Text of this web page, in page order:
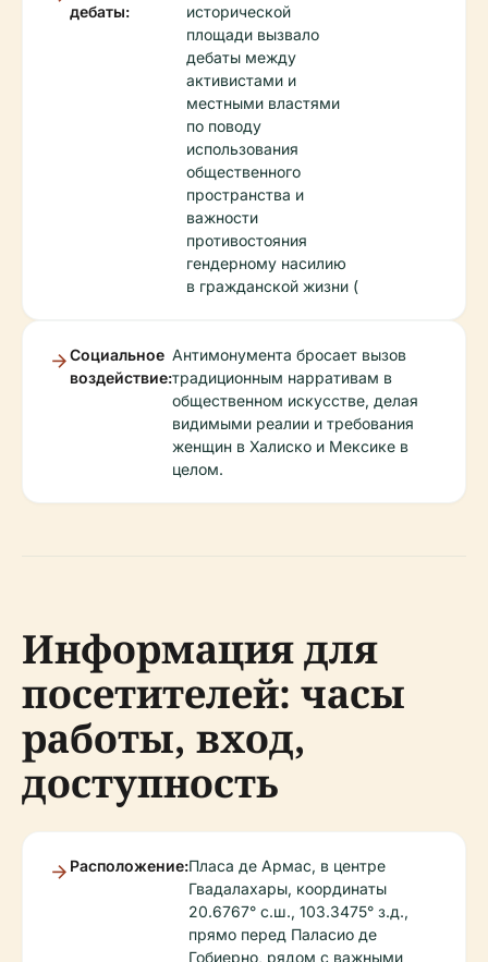
дебаты:
исторической
площади вызвало
дебаты между
активистами и
местными властями
по поводу
использования
общественного
пространства и
важности
противостояния
гендерному насилию
в гражданской жизни (
Социальное
воздействие:
Антимонумента бросает вызов
традиционным нарративам в
общественном искусстве, делая
видимыми реалии и требования
женщин в Халиско и Мексике в
целом.
Информация для
посетителей: часы
работы, вход,
доступность
Расположение:Пласа де Армас, в центре
Гвадалахары, координаты
20.6767° с.ш., 103.3475° з.д.,
прямо перед Паласио де
Гобиерно, рядом с важными